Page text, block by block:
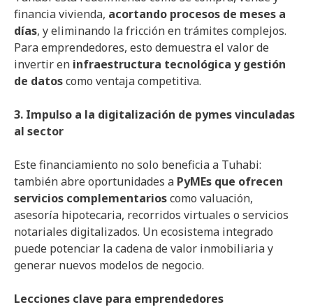
financia vivienda, acortando procesos de meses a
días, y eliminando la fricción en trámites complejos.
Para emprendedores, esto demuestra el valor de
invertir en infraestructura tecnológica y gestión
de datoscomo ventaja competitiva.
3. Impulso a la digitalización de pymes vinculadas
al sector
Este financiamiento no solo beneficia a Tuhabi:
también abre oportunidades a PyMEs que ofrecen
servicios complementarioscomo valuación,
asesoría hipotecaria, recorridos virtuales o servicios
notariales digitalizados. Un ecosistema integrado
puede potenciar la cadena de valor inmobiliaria y
generar nuevos modelos de negocio.
Lecciones clave para emprendedores